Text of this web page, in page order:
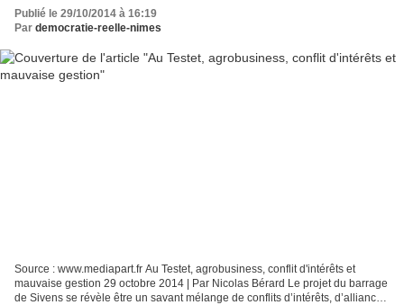
Publié le 29/10/2014 à 16:19
Par democratie-reelle-nimes
Source : www.mediapart.fr Au Testet, agrobusiness, conflit d'intérêts et
mauvaise gestion 29 octobre 2014 | Par Nicolas Bérard Le projet du barrage
de Sivens se révèle être un savant mélange de conflits d’intérêts, d’alliances